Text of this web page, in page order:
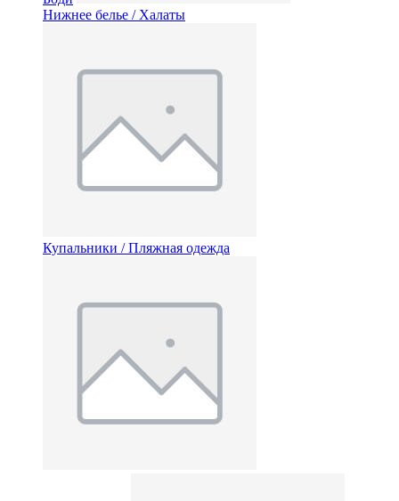
Нижнее белье / Халаты
Купальники / Пляжная одежда